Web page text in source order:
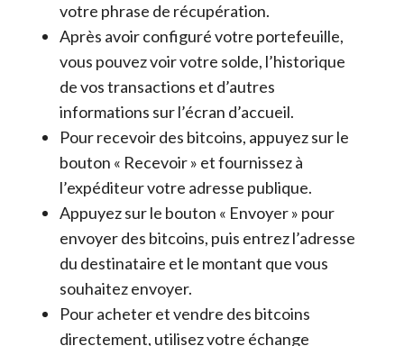
votre phrase de récupération.
Après avoir configuré votre portefeuille,
vous pouvez voir votre solde, l’historique
de vos transactions et d’autres
informations sur l’écran d’accueil.
Pour recevoir des bitcoins, appuyez sur le
bouton « Recevoir » et fournissez à
l’expéditeur votre adresse publique.
Appuyez sur le bouton « Envoyer » pour
envoyer des bitcoins, puis entrez l’adresse
du destinataire et le montant que vous
souhaitez envoyer.
Pour acheter et vendre des bitcoins
directement, utilisez votre échange